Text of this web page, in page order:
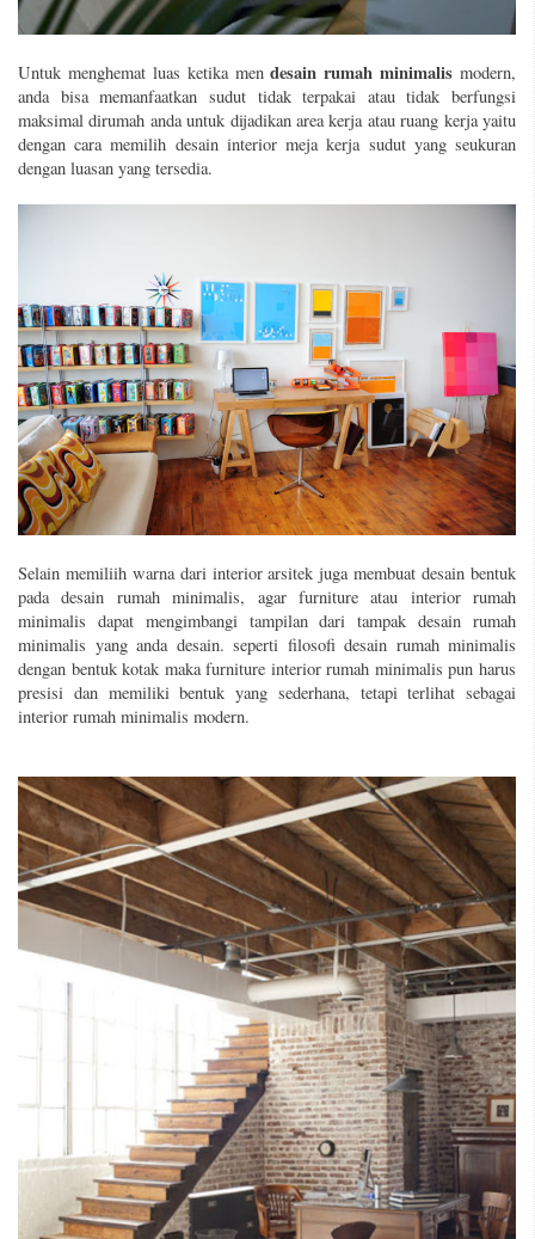
Untuk menghemat luas ketika mendesain rumah minimalis modern,
anda bisa memanfaatkan sudut tidak terpakai atau tidak berfungsi
maksimal dirumah anda untuk dijadikan area kerja atau ruang kerja yaitu
dengan cara memilih desain interior meja kerja sudut yang seukuran
dengan luasan yang tersedia.
Selain memiliih warna dari interior arsitek juga membuat desain bentuk
pada desain rumah minimalis, agar furniture atau interior rumah
minimalis dapat mengimbangi tampilan dari tampak desain rumah
minimalis yang anda desain. seperti filosofi desain rumah minimalis
dengan bentuk kotak maka furniture interior rumah minimalis pun harus
presisi dan memiliki bentuk yang sederhana, tetapi terlihat sebagai
interior rumah minimalis modern.